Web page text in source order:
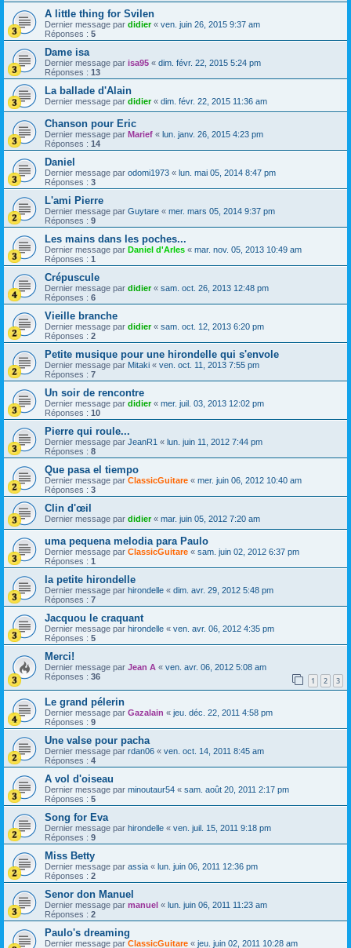
A little thing for Svilen
Dernier message par didier« ven. juin 26, 2015 9:37 am
Réponses : 5
Dame isa
Dernier message par isa95 « dim. févr. 22, 2015 5:24 pm
Réponses : 13
La ballade d'Alain
Dernier message par didier« dim. févr. 22, 2015 11:36 am
Chanson pour Eric
Dernier message par Marief « lun. janv. 26, 2015 4:23 pm
Réponses : 14
Daniel
Dernier message par odomi1973 « lun. mai 05, 2014 8:47 pm
Réponses : 3
L'ami Pierre
Dernier message par Guytare « mer. mars 05, 2014 9:37 pm
Réponses : 9
Les mains dans les poches...
Dernier message par Daniel d'Arles « mar. nov. 05, 2013 10:49 am
Réponses : 1
Crépuscule
Dernier message par didier« sam. oct. 26, 2013 12:48 pm
Réponses : 6
Vieille branche
Dernier message par didier« sam. oct. 12, 2013 6:20 pm
Réponses : 2
Petite musique pour une hirondelle qui s'envole
Dernier message par Mitaki « ven. oct. 11, 2013 7:55 pm
Réponses : 7
Un soir de rencontre
Dernier message par didier« mer. juil. 03, 2013 12:02 pm
Réponses : 10
Pierre qui roule...
Dernier message par JeanR1 « lun. juin 11, 2012 7:44 pm
Réponses : 8
Que pasa el tiempo
Dernier message par ClassicGuitare « mer. juin 06, 2012 10:40 am
Réponses : 3
Clin d'œil
Dernier message par didier« mar. juin 05, 2012 7:20 am
uma pequena melodia para Paulo
Dernier message par ClassicGuitare « sam. juin 02, 2012 6:37 pm
Réponses : 1
la petite hirondelle
Dernier message par hirondelle « dim. avr. 29, 2012 5:48 pm
Réponses : 7
Jacquou le craquant
Dernier message par hirondelle « ven. avr. 06, 2012 4:35 pm
Réponses : 5
Merci!
Dernier message par Jean A « ven. avr. 06, 2012 5:08 am
Réponses : 36 1 2 3
Le grand pélerin
Dernier message par Gazalain « jeu. déc. 22, 2011 4:58 pm
Réponses : 9
Une valse pour pacha
Dernier message par rdan06 « ven. oct. 14, 2011 8:45 am
Réponses : 4
A vol d'oiseau
Dernier message par minoutaur54 « sam. août 20, 2011 2:17 pm
Réponses : 5
Song for Eva
Dernier message par hirondelle « ven. juil. 15, 2011 9:18 pm
Réponses : 9
Miss Betty
Dernier message par assia « lun. juin 06, 2011 12:36 pm
Réponses : 2
Senor don Manuel
Dernier message par manuel « lun. juin 06, 2011 11:23 am
Réponses : 2
Paulo's dreaming
Dernier message par ClassicGuitare « jeu. juin 02, 2011 10:28 am